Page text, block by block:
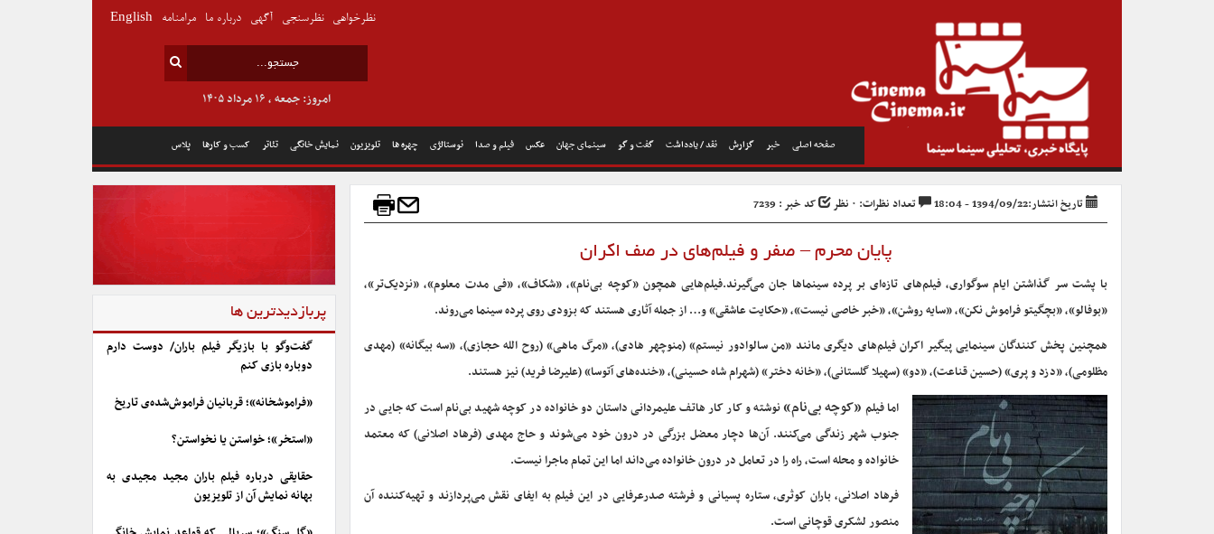
صفحه اصلی خبر گزارش نقد / یادداشت گفت و گو سینمای جهان عکس فیلم و صدا نوستالژی چهره ها تلویزیون نمایش خانگی تئاتر کسب و کارها پلاس
امروز: جمعه , ۱۶ مرداد ۱۴۰۵
نظرخواهی نظرسنجی آگهی درباره ما مرامنامه English
تاریخ انتشار:1394/09/22 - 18:04 تعداد نظرات: ۰ نظر کد خبر : 7239
پایان محرم – صفر و فیلم‌های در صف اکران
با پشت سر گذاشتن ایام سوگواری، فیلم‌های تازه‌ای بر پرده سینما‌ها جان می‌گیرند.فیلم‌هایی همچون «کوچه بی‌نام»، «شکاف»، «فی مدت معلوم»، «نزدیک‌تر»،
«بوفالو»، «بچگیتو فراموش نکن»، «سایه روشن»، «خبر خاصی نیست»، «حکایت عاشقی» و… از جمله آثاری هستند که بزودی روی پرده سینما می‌روند.
همچنین پخش کنندگان سینمایی پیگیر اکران فیلم‌های دیگری مانند «من سالوادور نیستم» (منوچهر هادی)، «مرگ ماهی» (روح الله حجازی)، «سه بیگانه» (مهدی
مظلومی)، «دزد و پری» (حسین قناعت)، «دو» (سهیلا گلستانی)، «خانه دختر» (شهرام شاه حسینی)، «خنده‌های آتوسا» (علیرضا فرید) نیز هستند.
اما فیلم «کوچه بی‌نام»نوشته و کار کار هاتف علیمردانی داستان دو خانواده در کوچه شهید بی‌نام است که جایی در
جنوب شهر زندگی می‌کنند. آن‌ها دچار معضل بزرگی در درون خود می‌شوند و حاج مهدی (فرهاد اصلانی) که معتمد
خانواده و محله است، راه را در تعامل در درون خانواده می‌داند اما این تمام ماجرا نیست.
فرهاد اصلانی، باران کوثری، ستاره پسیانی و فرشته‌ صدرعرفایی در این فیلم به ایفای نقش می‌پردازند و تهیه‌کننده آن
منصور لشکری قوچانی است.
پربازدیدترین ها
گفت‌وگو با بازیگر فیلم باران/ دوست دارم
دوباره بازی کنم
«فراموشخانه»؛ قربانیان فراموش‌شده‌ی تاریخ
«استخر»؛ خواستن یا نخواستن؟
حقایقی درباره فیلم باران مجید مجیدی به
بهانه نمایش آن از تلویزیون